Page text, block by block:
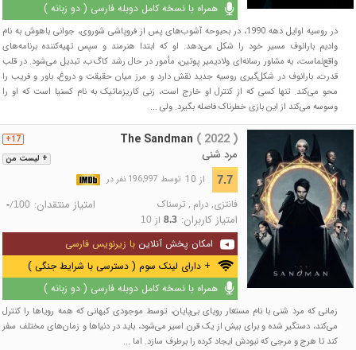
همراه با نسخه کامل دوبله فارسی ( دو زبانه )
در روسیه اوایل دهه 1990، در بحبوحه آشوب‌های پس از فروپاشی شوروی، جوانی باهوش به نام
وادیم بارانوف مسیر خود را شکل می‌دهد. او که ابتدا هنرمند و سپس تهیه‌کننده برنامه‌های
واقع‌نماست، به مشاور رسانه‌ای ولادیمیر پوتین، مأمور در حال رشد کاگ‌ب، تبدیل می‌شود. در قلب
قدرت، بارانوف در شکل‌گیری روسیه جدید نقش دارد و مرز میان حقیقت و دروغ، باور و فریب را
محو می‌کند. تنها کسی که از کنترل او خارج است، زنی کاریزماتیک به نام کسنیا است که او را
وسوسه می‌کند از این بازی خطرناک فاصله بگیرد. ولی ...
+ لیست من
17+ The Sandman ( 2022 )
مرد شنی
7.7 از 10 توسط 196,997 نفر در
فانتزی,درام , ترسناک امتیاز منتقدان: -/100
امتیاز کاربران: 8.3از 10
امکان پخش آنلاین با زیرنویس فارسی
+ دارای لینک سوم ( دسترسی با شرایط جنگی )
همراه با نسخه کامل دوبله فارسی ( دو زبانه )
زمانی که مرد شنی با نام مستعار رویای بی‌پایان، توسط موجودی کیهانی که همه رویاها را کنترل
می‌کند، دستگیر شده و برای بیش از یک قرن اسیر می‌شود، باید در دنیاها و زمان‌های مختلف سفر
کند تا هرج و مرجی که نبودش ایجاد کرده را برطرف سازد. اما ...